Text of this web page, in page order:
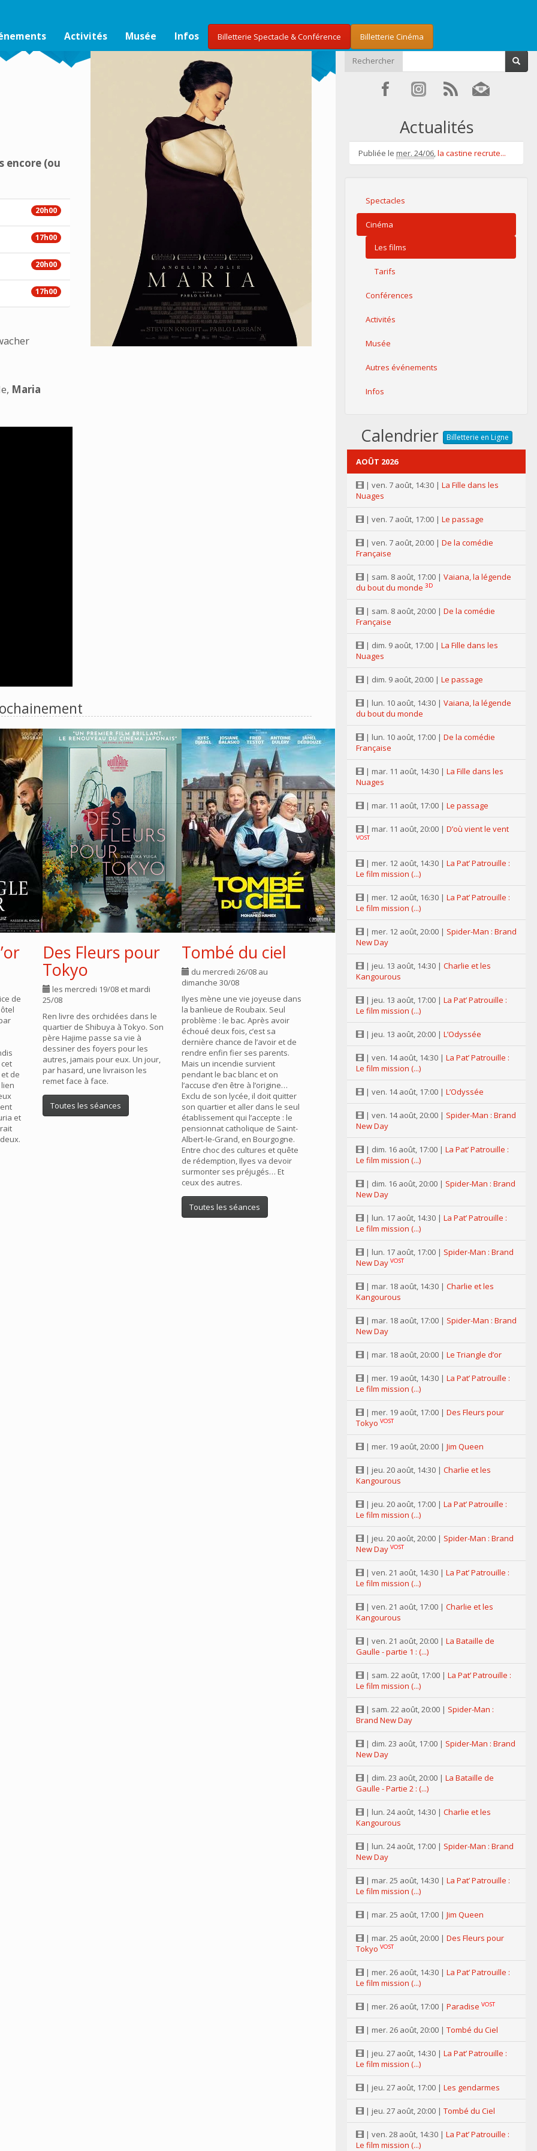
Activités Musée Infos Billetterie Spectacle & Conférence Billetterie Cinéma
encore (ou
20h00
17h00
20h00
17h00
Maria
de
de
et
Des Fleurs pour
Tokyo
les mercredi 19/08 et mardi
25/08
Ren livre des orchidées dans le
quartier de Shibuya à Tokyo. Son
père Hajime passe sa vie à
dessiner des foyers pour les
autres, jamais pour eux. Un jour,
par hasard, une livraison les
remet face à face.
Toutes les séances
Tombé du ciel
du mercredi 26/08 au
dimanche 30/08
Ilyes mène une vie joyeuse dans
la banlieue de Roubaix. Seul
problème : le bac. Après avoir
échoué deux fois, c’est sa
dernière chance de l’avoir et de
rendre enfin fier ses parents.
Mais un incendie survient
pendant le bac blanc et on
l’accuse d’en être à l’origine…
Exclu de son lycée, il doit quitter
son quartier et aller dans le seul
établissement qui l’accepte : le
pensionnat catholique de Saint-
Albert-le-Grand, en Bourgogne.
Entre choc des cultures et quête
de rédemption, Ilyes va devoir
surmonter ses préjugés… Et
ceux des autres.
Toutes les séances
Rechercher
Actualités
Publiée le mer. 24/06,la castine recrute...
Spectacles
Cinéma
Les films
Tarifs
Conférences
Activités
Musée
Autres événements
Infos
Calendrier Billetterie en Ligne
AOÛT 2026
| ven. 7 août, 14:30 | La Fille dans les
Nuages
| ven. 7 août, 17:00 | Le passage
| ven. 7 août, 20:00 | De la comédie
Française
| sam. 8 août, 17:00 | Vaiana, la légende
du bout du monde 3D
| sam. 8 août, 20:00 | De la comédie
Française
| dim. 9 août, 17:00 | La Fille dans les
Nuages
| dim. 9 août, 20:00 | Le passage
| lun. 10 août, 14:30 | Vaiana, la légende
du bout du monde
| lun. 10 août, 17:00 | De la comédie
Française
| mar. 11 août, 14:30 | La Fille dans les
Nuages
| mar. 11 août, 17:00 | Le passage
| mar. 11 août, 20:00 | D’où vient le vent
VOST
| mer. 12 août, 14:30 | La Pat’ Patrouille :
Le film mission (...)
| mer. 12 août, 16:30 | La Pat’ Patrouille :
Le film mission (...)
| mer. 12 août, 20:00 | Spider-Man : Brand
New Day
| jeu. 13 août, 14:30 | Charlie et les
Kangourous
| jeu. 13 août, 17:00 | La Pat’ Patrouille :
Le film mission (...)
| jeu. 13 août, 20:00 | L’Odyssée
| ven. 14 août, 14:30 | La Pat’ Patrouille :
Le film mission (...)
| ven. 14 août, 17:00 | L’Odyssée
| ven. 14 août, 20:00 | Spider-Man : Brand
New Day
| dim. 16 août, 17:00 | La Pat’ Patrouille :
Le film mission (...)
| dim. 16 août, 20:00 | Spider-Man : Brand
New Day
| lun. 17 août, 14:30 | La Pat’ Patrouille :
Le film mission (...)
| lun. 17 août, 17:00 | Spider-Man : Brand
New Day VOST
| mar. 18 août, 14:30 | Charlie et les
Kangourous
| mar. 18 août, 17:00 | Spider-Man : Brand
New Day
| mar. 18 août, 20:00 | Le Triangle d’or
| mer. 19 août, 14:30 | La Pat’ Patrouille :
Le film mission (...)
| mer. 19 août, 17:00 | Des Fleurs pour
Tokyo VOST
| mer. 19 août, 20:00 | Jim Queen
| jeu. 20 août, 14:30 | Charlie et les
Kangourous
| jeu. 20 août, 17:00 | La Pat’ Patrouille :
Le film mission (...)
| jeu. 20 août, 20:00 | Spider-Man : Brand
New Day VOST
| ven. 21 août, 14:30 | La Pat’ Patrouille :
Le film mission (...)
| ven. 21 août, 17:00 | Charlie et les
Kangourous
| ven. 21 août, 20:00 | La Bataille de
Gaulle - partie 1 : (...)
| sam. 22 août, 17:00 | La Pat’ Patrouille :
Le film mission (...)
| sam. 22 août, 20:00 | Spider-Man :
Brand New Day
| dim. 23 août, 17:00 | Spider-Man : Brand
New Day
| dim. 23 août, 20:00 | La Bataille de
Gaulle - Partie 2 : (...)
| lun. 24 août, 14:30 | Charlie et les
Kangourous
| lun. 24 août, 17:00 | Spider-Man : Brand
New Day
| mar. 25 août, 14:30 | La Pat’ Patrouille :
Le film mission (...)
| mar. 25 août, 17:00 | Jim Queen
| mar. 25 août, 20:00 | Des Fleurs pour
Tokyo VOST
| mer. 26 août, 14:30 | La Pat’ Patrouille :
Le film mission (...)
| mer. 26 août, 17:00 | Paradise VOST
| mer. 26 août, 20:00 | Tombé du Ciel
| jeu. 27 août, 14:30 | La Pat’ Patrouille :
Le film mission (...)
| jeu. 27 août, 17:00 | Les gendarmes
| jeu. 27 août, 20:00 | Tombé du Ciel
| ven. 28 août, 14:30 | La Pat’ Patrouille :
Le film mission (...)